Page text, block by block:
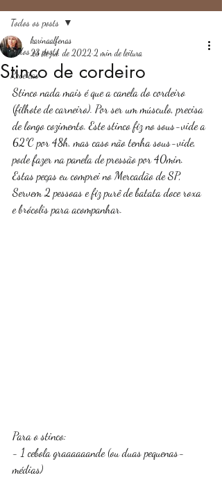
Todos os posts
Receitas
Todos os posts
Stinco de cordeiro
karinaalfenas
23 de jul. de 2022 2 min de leitura
Stinco nada mais é que a canela do cordeiro
(filhote de carneiro). Por ser um músculo, precisa
de longo cozimento. Este stinco fiz no sous-vide a
62ºC por 48h, mas caso não tenha sous-vide,
pode fazer na panela de pressão por 40min.
Estas peças eu comprei no Mercadão de SP,
Servem 2 pessoas e fiz purê de batata doce roxa
e brócolis para acompanhar.
Para o stinco:
- 1 cebola graaaaaande (ou duas pequenas-
médias)